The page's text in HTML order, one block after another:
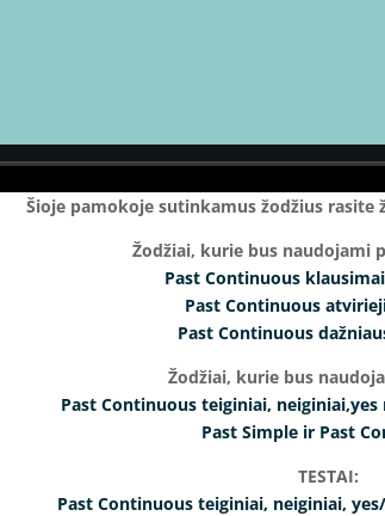
Šioje pamokoje sutinkamus žodžius rasite
Žodžiai, kurie bus naudojami
Past Continuous
Past Continuous
Past Continuous
Žodžiai, kurie bus
Past Continuous teiginiai,
Past Simple ir Past
TESTAI:
Past Continuous teiginiai, neiginiai,